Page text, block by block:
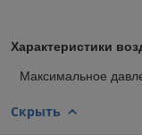
Характеристики
Максимальное
Скрыть